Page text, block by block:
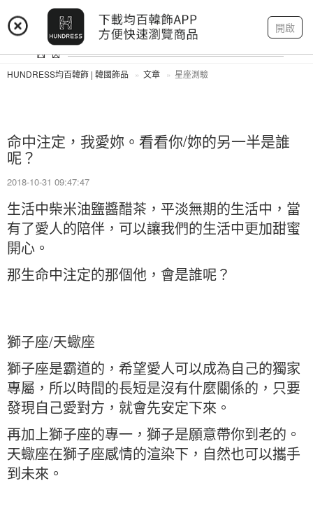
開啟
登入 註冊 我的帳戶
HUNDRESS均百韓飾 | 韓國飾品 文章 星座測驗
命中注定，我愛妳。看看你/妳的另一半是誰
呢？
2018-10-31 09:47:47
生活中柴米油鹽醬醋茶，平淡無期的生活中，當
有了愛人的陪伴，可以讓我們的生活中更加甜蜜
開心。
那生命中注定的那個他，會是誰呢？
獅子座/天蠍座
獅子座是霸道的，希望愛人可以成為自己的獨家
專屬，所以時間的長短是沒有什麼關係的，只要
發現自己愛對方，就會先安定下來。
再加上獅子座的專一，獅子是願意帶你到老的。
天蠍座在獅子座感情的渲染下，自然也可以攜手
到未來。